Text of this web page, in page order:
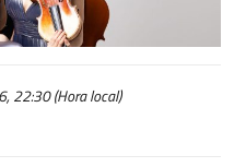
22:30 (Hora local)